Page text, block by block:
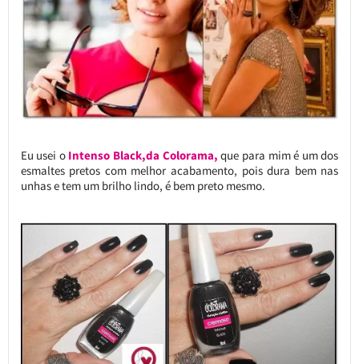
Eu usei o Intenso Black,da Colorama, que para mim é um dos
esmaltes pretos com melhor acabamento, pois dura bem nas
unhas e tem um brilho lindo, é bem preto mesmo.